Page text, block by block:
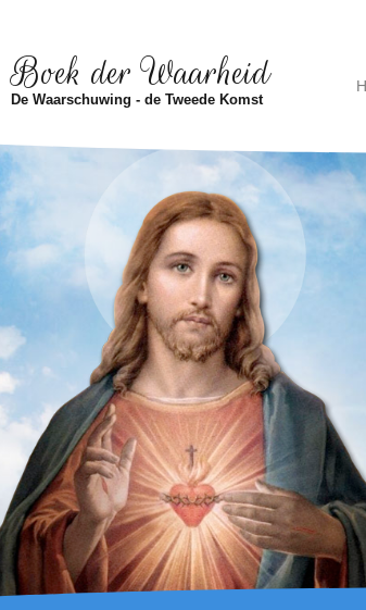
Boek der Waarheid
De Waarschuwing - de Tweede Komst